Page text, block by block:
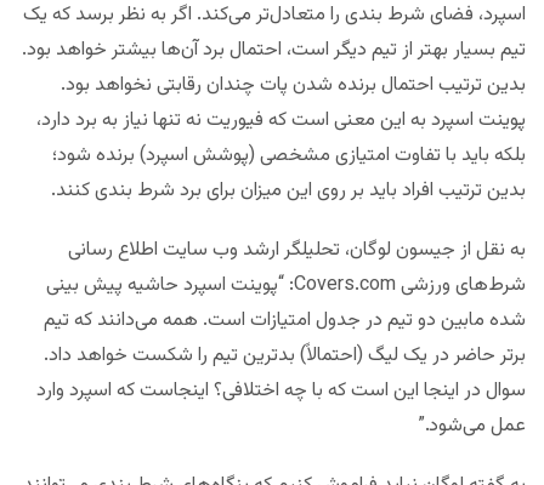
اسپرد، فضای شرط بندی را متعادل‌تر می‌کند. اگر به نظر برسد که یک
تیم بسیار بهتر از تیم دیگر است، احتمال برد آن‌ها بیشتر خواهد بود.
بدین ترتیب احتمال برنده شدن پات چندان رقابتی نخواهد بود.
پوینت اسپرد به این معنی است که فیوریت نه تنها نیاز به برد دارد،
بلکه باید با تفاوت امتیازی مشخصی (پوشش اسپرد) برنده شود؛
بدین ترتیب افراد باید بر روی این میزان برای برد شرط بندی کنند.
به نقل از جیسون لوگان، تحلیلگر ارشد وب سایت اطلاع رسانی
شرط‌های ورزشی Covers.com: “پوینت اسپرد حاشیه پیش بینی
شده‌ مابین دو تیم در جدول امتیازات است. همه می‌دانند که تیم
برتر حاضر در یک لیگ (احتمالاً) بدترین تیم را شکست خواهد داد.
سوال در اینجا این است که با چه اختلافی؟ اینجاست که اسپرد وارد
عمل می‌شود.”